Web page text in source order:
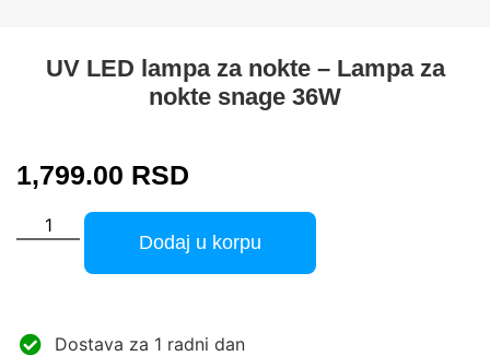
UV LED lampa za nokte – Lampa za
nokte snage 36W
1,799.00 RSD
Dodaj u korpu
Dostava za 1 radni dan